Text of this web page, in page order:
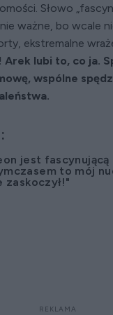
Słowo
ważne, bo wcale
ekstremalne
Arek lubi to, co ja.
wspólne
jest fascynującą
to mój
zaskoczył!"